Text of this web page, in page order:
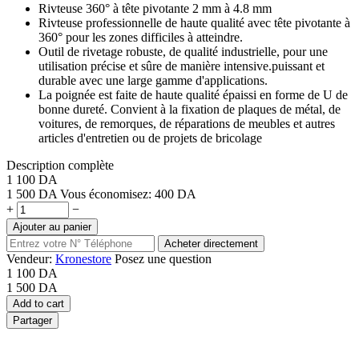
Rivteuse 360° à tête pivotante 2 mm à 4.8 mm
Rivteuse professionnelle de haute qualité avec tête pivotante à
360° pour les zones difficiles à atteindre.
Outil de rivetage robuste, de qualité industrielle, pour une
utilisation précise et sûre de manière intensive.puissant et
durable avec une large gamme d'applications.
La poignée est faite de haute qualité épaissi en forme de U de
bonne dureté. Convient à la fixation de plaques de métal, de
voitures, de remorques, de réparations de meubles et autres
articles d'entretien ou de projets de bricolage
Description complète
1 100 DA
1 500 DA Vous économisez: 400 DA
+
−
Ajouter au panier
Acheter directement
Vendeur: Kronestore Posez une question
1 100 DA
1 500 DA
Add to cart
Partager